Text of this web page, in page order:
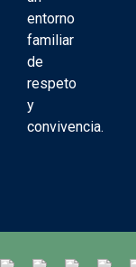
entorno
familiar
de
respeto
y
convivencia.